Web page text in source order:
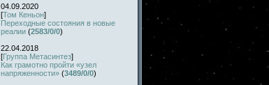
04.09.2020
[Том Кеньон]
Переходные состояния в новые
реалии (2583/0/0)
22.04.2018
[Группа Метасинтез]
Как грамотно пройти «узел
напряженности» (3489/0/0)